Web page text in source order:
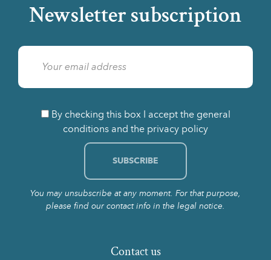
Newsletter subscription
By checking this box I accept the general
conditions and the privacy policy
You may unsubscribe at any moment. For that purpose,
please find our contact info in the legal notice.
Contact us